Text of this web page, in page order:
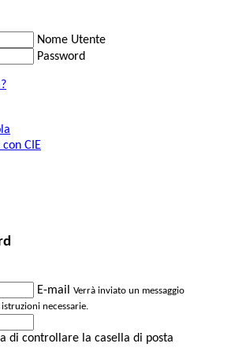
Nome Utente
Password
CIE
E-mail Verrà inviato un messaggio
necessarie.
di controllare la casella di posta